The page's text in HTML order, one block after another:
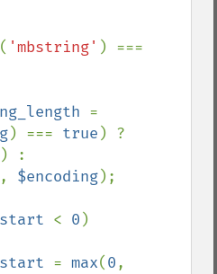
( 'mbstring'
=
) === true
, $encoding);
< 0 )
= max(0